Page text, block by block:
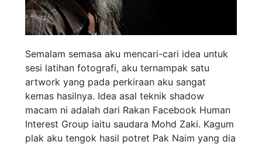
Semalam semasa aku mencari-cari idea untuk
sesi latihan fotografi, aku ternampak satu
artwork yang pada perkiraan aku sangat
kemas hasilnya. Idea asal teknik shadow
macam ni adalah dari Rakan Facebook Human
Interest Group iaitu saudara Mohd Zaki. Kagum
plak aku tengok hasil potret Pak Naim yang dia